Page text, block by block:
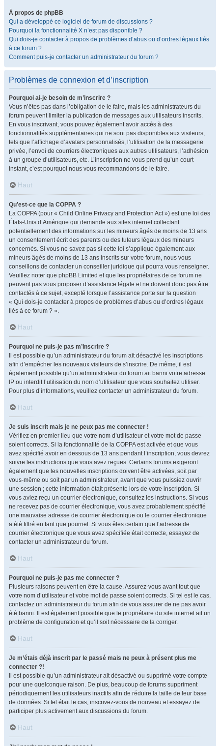
À propos de phpBB
Qui a développé ce logiciel de forum de discussions ?
Pourquoi la fonctionnalité X n’est pas disponible ?
Qui dois-je contacter à propos de problèmes d’abus ou d’ordres légaux liés
à ce forum ?
Comment puis-je contacter un administrateur du forum ?
Problèmes de connexion et d’inscription
Pourquoi ai-je besoin de m’inscrire ?
Vous n’êtes pas dans l’obligation de le faire, mais les administrateurs du
forum peuvent limiter la publication de messages aux utilisateurs inscrits.
En vous inscrivant, vous pouvez également avoir accès à des
fonctionnalités supplémentaires qui ne sont pas disponibles aux visiteurs,
tels que l’affichage d’avatars personnalisés, l’utilisation de la messagerie
privée, l’envoi de courriers électroniques aux autres utilisateurs, l’adhésion
à un groupe d’utilisateurs, etc. L’inscription ne vous prend qu’un court
instant, c’est pourquoi nous vous recommandons de le faire.
Haut
Qu’est-ce que la COPPA ?
La COPPA (pour « Child Online Privacy and Protection Act ») est une loi des
États-Unis d’Amérique qui demande aux sites internet collectant
potentiellement des informations sur les mineurs âgés de moins de 13 ans
un consentement écrit des parents ou des tuteurs légaux des mineurs
concernés. Si vous ne savez pas si cette loi s’applique également aux
mineurs âgés de moins de 13 ans inscrits sur votre forum, nous vous
conseillons de contacter un conseiller juridique qui pourra vous renseigner.
Veuillez noter que phpBB Limited et que les propriétaires de ce forum ne
peuvent pas vous proposer d’assistance légale et ne doivent donc pas être
contactés à ce sujet, excepté lorsque l’assistance porte sur la question
« Qui dois-je contacter à propos de problèmes d’abus ou d’ordres légaux
liés à ce forum ? ».
Haut
Pourquoi ne puis-je pas m’inscrire ?
Il est possible qu’un administrateur du forum ait désactivé les inscriptions
afin d’empêcher les nouveaux visiteurs de s’inscrire. De même, il est
également possible qu’un administrateur du forum ait banni votre adresse
IP ou interdit l’utilisation du nom d’utilisateur que vous souhaitez utiliser.
Pour plus d’informations, veuillez contacter un administrateur du forum.
Haut
Je suis inscrit mais je ne peux pas me connecter !
Vérifiez en premier lieu que votre nom d’utilisateur et votre mot de passe
soient corrects. Si la fonctionnalité de la COPPA est activée et que vous
avez spécifié avoir en dessous de 13 ans pendant l’inscription, vous devrez
suivre les instructions que vous avez reçues. Certains forums exigeront
également que les nouvelles inscriptions doivent être activées, soit par
vous-même ou soit par un administrateur, avant que vous puissiez ouvrir
une session ; cette information était présente lors de votre inscription. Si
vous aviez reçu un courrier électronique, consultez les instructions. Si vous
ne recevez pas de courrier électronique, vous avez probablement spécifié
une mauvaise adresse de courrier électronique ou le courrier électronique
a été filtré en tant que pourriel. Si vous êtes certain que l’adresse de
courrier électronique que vous avez spécifiée était correcte, essayez de
contacter un administrateur du forum.
Haut
Pourquoi ne puis-je pas me connecter ?
Plusieurs raisons peuvent en être la cause. Assurez-vous avant tout que
votre nom d’utilisateur et votre mot de passe soient corrects. Si tel est le cas,
contactez un administrateur du forum afin de vous assurer de ne pas avoir
été banni. Il est également possible que le propriétaire du site internet ait un
problème de configuration et qu’il soit nécessaire de la corriger.
Haut
Je m’étais déjà inscrit par le passé mais ne peux à présent plus me
connecter ?!
Il est possible qu’un administrateur ait désactivé ou supprimé votre compte
pour une quelconque raison. De plus, beaucoup de forums suppriment
périodiquement les utilisateurs inactifs afin de réduire la taille de leur base
de données. Si tel était le cas, inscrivez-vous de nouveau et essayez de
participer plus activement aux discussions du forum.
Haut